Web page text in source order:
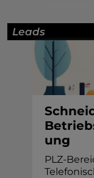
Leads
ung
PLZ-